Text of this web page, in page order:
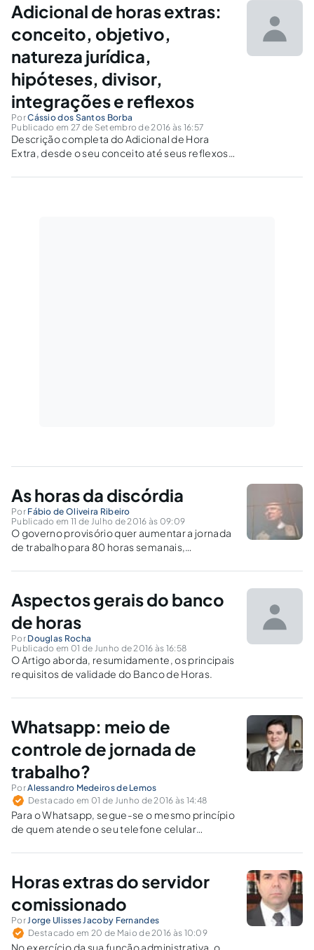
trabalho.
Adicional de horas extras:
conceito, objetivo,
natureza jurídica,
hipóteses, divisor,
integrações e reflexos
PorCássio dos Santos Borba
Publicado em 27 de Setembro de 2016 às 16:57
Descrição completa do Adicional de Hora
Extra, desde o seu conceito até seus reflexos
ampliação do instituto, bem como para o
As horas da discórdia
Por Fábio de Oliveira Ribeiro
Publicado em 11 de Julho de 2016 às 09:09
O governo provisório quer aumentar a jornada
de trabalho para 80 horas semanais,
costumeiramente praticado pelos
Aspectos gerais do banco
de horas
Por Douglas Rocha
Publicado em 01 de Junho de 2016 às 16:58
O Artigo aborda, resumidamente, os principais
requisitos de validade do Banco de Horas.
Whatsapp: meio de
controle de jornada de
trabalho?
PorAlessandro Medeiros de Lemos
Destacado em 01 de Junho de 2016 às 14:48
Para o Whatsapp, segue-se o mesmo princípio
de quem atende o seu telefone celular
algo ligado ao trabalho. A jurisprudência
pagamento de horas extras.
Horas extras do servidor
comissionado
PorJorge Ulisses Jacoby Fernandes
Destacado em 20 de Maio de 2016 às 10:09
No exercício da sua função administrativa, o